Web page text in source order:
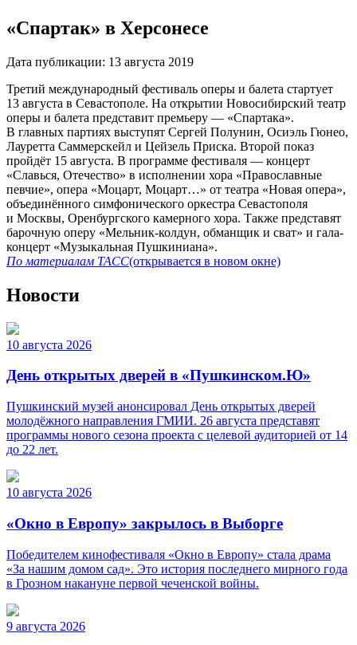
«Спартак» в Херсонесе
Дата публикации: 13 августа 2019
Третий международный фестиваль оперы и балета стартует
13 августа в Севастополе. На открытии Новосибирский театр
оперы и балета представит премьеру — «Спартака».
В главных партиях выступят Сергей Полунин, Осиэль Гюнео,
Лауретта Саммерскейл и Цейзель Приска. Второй показ
пройдёт 15 августа. В программе фестиваля — концерт
«Славься, Отечество» в исполнении хора «Православные
певчие», опера «Моцарт, Моцарт…» от театра «Новая опера»,
объединённого симфонического оркестра Севастополя
и Москвы, Оренбургского камерного хора. Также представят
барочную оперу «Мельник-колдун, обманщик и сват» и гала-
концерт «Музыкальная Пушкиниана».
По материалам ТАСС(открывается в новом окне)
Новости
10 августа 2026
День открытых дверей в «Пушкинском.Ю»
Пушкинский музей анонсировал День открытых дверей
молодёжного направления ГМИИ. 26 августа представят
программы нового сезона проекта с целевой аудиторией от 14
до 22 лет.
10 августа 2026
«Окно в Европу» закрылось в Выборге
Победителем кинофестиваля «Окно в Европу» стала драма
«За нашим домом сад». Это история последнего мирного года
в Грозном накануне первой чеченской войны.
9 августа 2026